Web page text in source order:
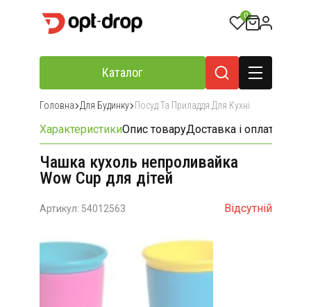
0
Каталог
Головна Для Будинку Посуд Та Приладдя Для Кухні
ХарактеристикиОпис товаруДоставка і оплата
Чашка кухоль непроливайка
Wow Cup для дітей
Артикул: 54012563 Відсутній